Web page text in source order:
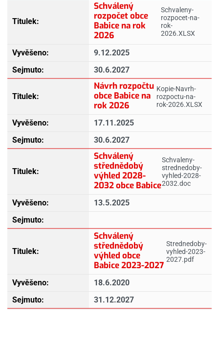
Schválený
rozpočet obce
Babice na rok
2026
Schvaleny-
rozpocet-na-
rok-
2026.XLSX
9.12.2025
30.6.2027
Návrh rozpočtu
obce Babice na
rok 2026
Kopie-Navrh-
rozpoctu-na-
rok-2026.XLSX
17.11.2025
30.6.2027
Schválený
střednědobý
výhled 2028-
2032 obce Babice
Schvaleny-
strednedoby-
vyhled-2028-
2032.doc
13.5.2025
Schválený
střednědobý
výhled obce
Babice 2023-2027
Strednedoby-
vyhled-2023-
2027.pdf
18.6.2020
31.12.2027